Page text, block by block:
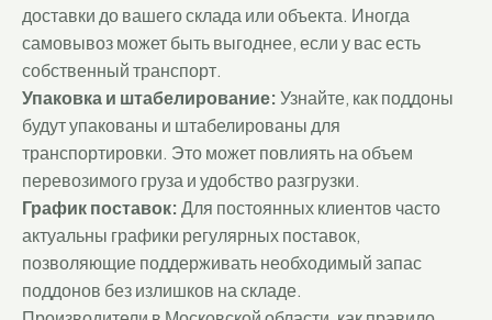
доставки до вашего склада или объекта. Иногда
самовывоз может быть выгоднее, если у вас есть
собственный транспорт.
Упаковка и штабелирование:Узнайте, как поддоны
будут упакованы и штабелированы для
транспортировки. Это может повлиять на объем
перевозимого груза и удобство разгрузки.
График поставок:Для постоянных клиентов часто
актуальны графики регулярных поставок,
позволяющие поддерживать необходимый запас
поддонов без излишков на складе.